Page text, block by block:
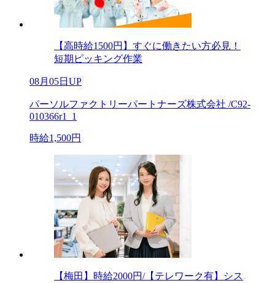
【高時給1500円】すぐに働きたい方必見！
短期ピッキング作業
08月05日UP
パーソルファクトリーパートナーズ株式会社 /C92-
010366r1_1
時給1,500円
【梅田】時給2000円/【テレワーク有】シス